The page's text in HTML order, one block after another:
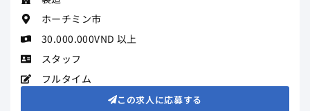
ホーチミン市
30.000.000VND 以上
スタッフ
フルタイム
この求人に応募する